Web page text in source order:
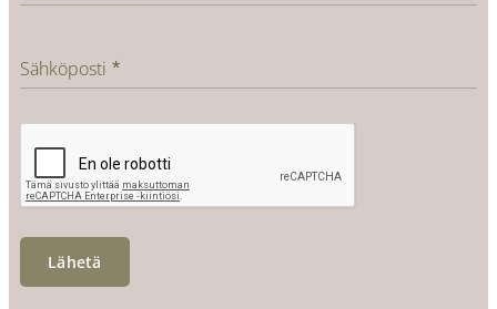
Sähköposti
Lähetä